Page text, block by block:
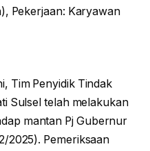
Pekerjaan: Karyawan
Tim Penyidik Tindak
Sulsel telah melakukan
mantan Pj Gubernur
2025). Pemeriksaan